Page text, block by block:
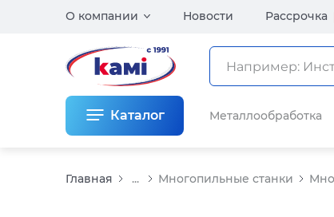
О компании Новости Рассрочка
Каталог Металлообработка
Главная ... Многопильные станки